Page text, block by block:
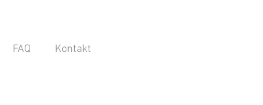
FAQ Kontakt